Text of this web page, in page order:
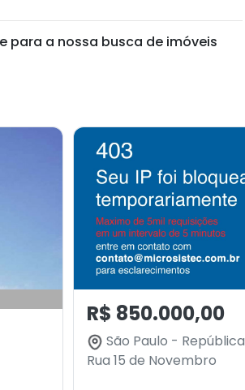
para a nossa busca de imóveis
R$ 850.000,00
São Paulo - República
Rua 15 de Novembro